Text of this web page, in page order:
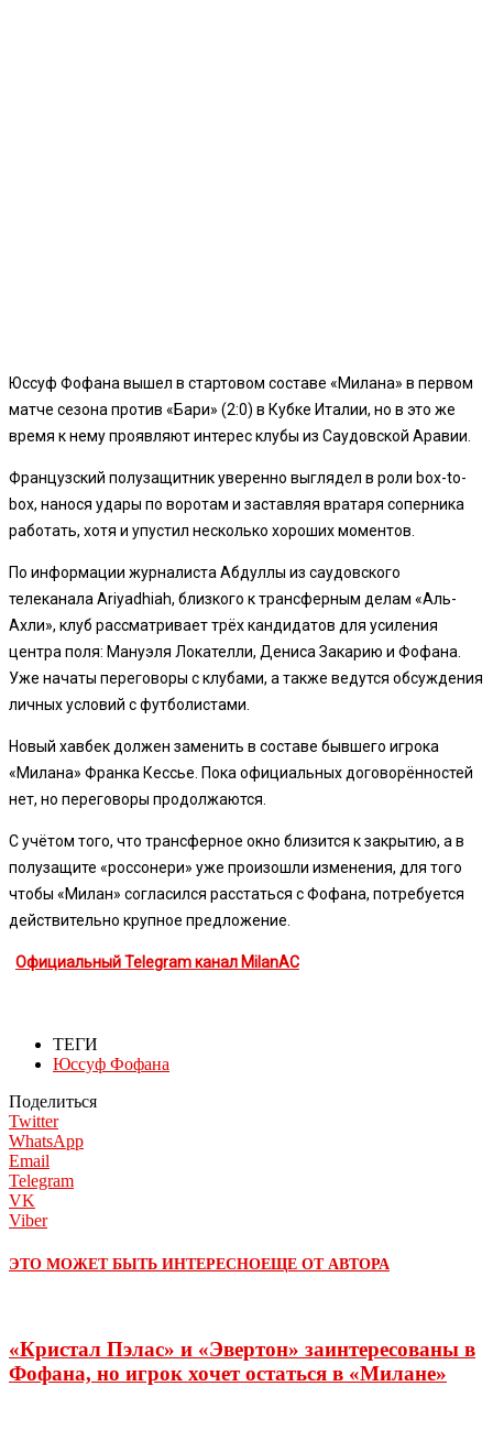
Юссуф Фофана вышел в стартовом составе «Милана» в первом
матче сезона против «Бари» (2:0) в Кубке Италии, но в это же
время к нему проявляют интерес клубы из Саудовской Аравии.
Французский полузащитник уверенно выглядел в роли box-to-
box, нанося удары по воротам и заставляя вратаря соперника
работать, хотя и упустил несколько хороших моментов.
По информации журналиста Абдуллы из саудовского
телеканала Ariyadhiah, близкого к трансферным делам «Аль-
Ахли», клуб рассматривает трёх кандидатов для усиления
центра поля: Мануэля Локателли, Дениса Закарию и Фофана.
Уже начаты переговоры с клубами, а также ведутся обсуждения
личных условий с футболистами.
Новый хавбек должен заменить в составе бывшего игрока
«Милана» Франка Кессье. Пока официальных договорённостей
нет, но переговоры продолжаются.
С учётом того, что трансферное окно близится к закрытию, а в
полузащите «россонери» уже произошли изменения, для того
чтобы «Милан» согласился расстаться с Фофана, потребуется
действительно крупное предложение.
Официальный Telegram канал MilanAC
ТЕГИ
Юссуф Фофана
Поделиться
Twitter
WhatsApp
Email
Telegram
VK
Viber
ЭТО МОЖЕТ БЫТЬ ИНТЕРЕСНОЕЩЕ ОТ АВТОРА
«Кристал Пэлас» и «Эвертон» заинтересованы в
Фофана, но игрок хочет остаться в «Милане»